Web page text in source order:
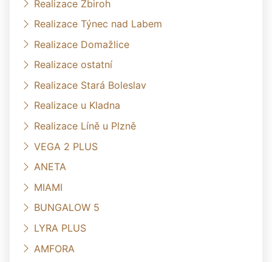
Realizace Zbiroh
Realizace Týnec nad Labem
Realizace Domažlice
Realizace ostatní
Realizace Stará Boleslav
Realizace u Kladna
Realizace Líně u Plzně
VEGA 2 PLUS
ANETA
MIAMI
BUNGALOW 5
LYRA PLUS
AMFORA